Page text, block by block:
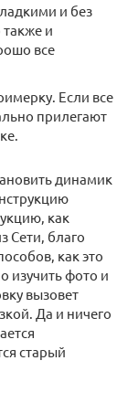
и без
и
все
Если все
прилегают
динамик
как
Сети, благо
как это
изучить фото и
вызовет
Да и ничего
старый